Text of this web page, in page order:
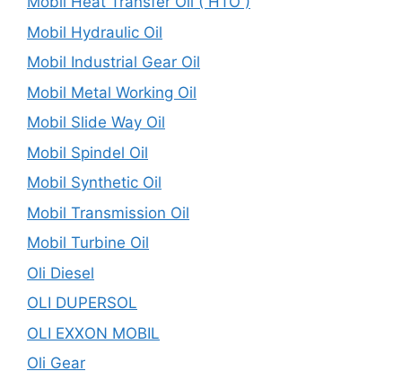
Mobil Hydraulic Oil
Mobil Industrial Gear Oil
Mobil Metal Working Oil
Mobil Slide Way Oil
Mobil Spindel Oil
Mobil Synthetic Oil
Mobil Transmission Oil
Mobil Turbine Oil
Oli Diesel
OLI DUPERSOL
OLI EXXON MOBIL
Oli Gear